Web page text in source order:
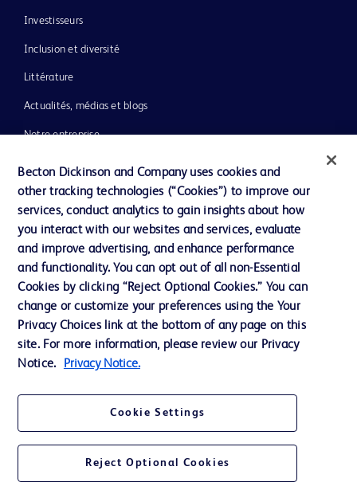
Investisseurs
Inclusion et diversité
Littérature
Actualités, médias et blogs
Notre entreprise
Assistance
Nous contacter
Préférences en matière de cookies
Confidentialité
Conditions d’utilisation
Accessibilité du site Web
© 2026 BD. Tous droits réservés. BD et le logo de BD sont des marques
commerciales de Becton, Dickinson and Company. Toutes les autres
Becton Dickinson and Company uses cookies and
other tracking technologies (“Cookies”) to improve our
services, conduct analytics to gain insights about how
you interact with our websites and services, evaluate
and improve advertising, and enhance performance
and functionality. You can opt out of all non-Essential
Cookies by clicking “Reject Optional Cookies.” You can
change or customize your preferences using the Your
Privacy Choices link at the bottom of any page on this
site. For more information, please review our Privacy
Notice.
Privacy Notice.
Cookie Settings
Reject Optional Cookies